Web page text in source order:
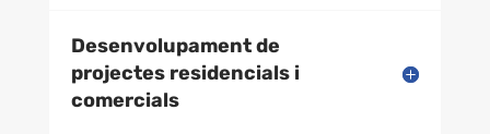
Desenvolupament de
projectes residencials i
comercials